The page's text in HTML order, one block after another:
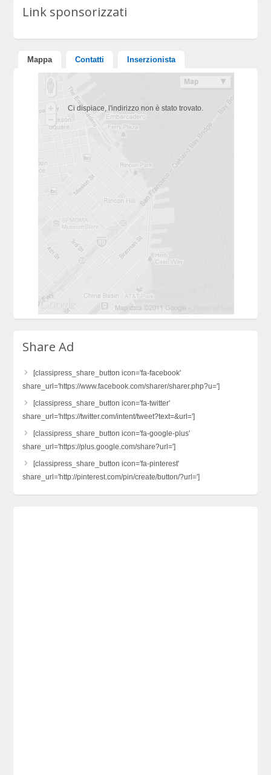
Link sponsorizzati
Mappa Contatti Inserzionista
Ci dispiace, l'indirizzo non è stato trovato.
Share Ad
[classipress_share_button icon='fa-facebook'
share_url='https://www.facebook.com/sharer/sharer.php?u=']
[classipress_share_button icon='fa-twitter'
share_url='https://twitter.com/intent/tweet?text=&url=']
[classipress_share_button icon='fa-google-plus'
share_url='https://plus.google.com/share?url=']
[classipress_share_button icon='fa-pinterest'
share_url='http://pinterest.com/pin/create/button/?url=']